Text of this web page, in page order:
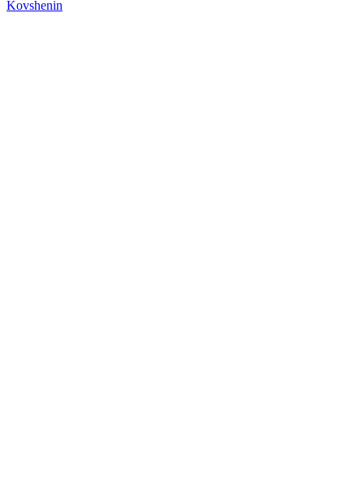
Kovshenin